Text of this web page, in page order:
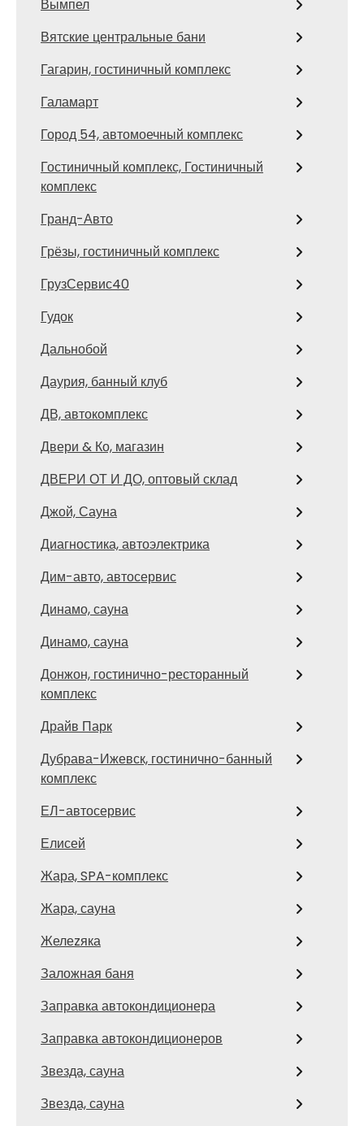
Вымпел
Вятские центральные бани
Гагарин, гостиничный комплекс
Галамарт
Город 54, автомоечный комплекс
Гостиничный комплекс, Гостиничный
комплекс
Гранд-Авто
Грёзы, гостиничный комплекс
ГрузСервис40
Гудок
Дальнобой
Даурия, банный клуб
ДВ, автокомплекс
Двери & Ко, магазин
ДВЕРИ ОТ И ДО, оптовый склад
Джой, Сауна
Диагностика, автоэлектрика
Дим-авто, автосервис
Динамо, сауна
Динамо, сауна
Донжон, гостинично-ресторанный
комплекс
Драйв Парк
Дубрава-Ижевск, гостинично-банный
комплекс
ЕЛ-автосервис
Елисей
Жара, SPA-комплекс
Жара, сауна
Желеzяка
Заложная баня
Заправка автокондиционера
Заправка автокондиционеров
Звезда, сауна
Звезда, сауна